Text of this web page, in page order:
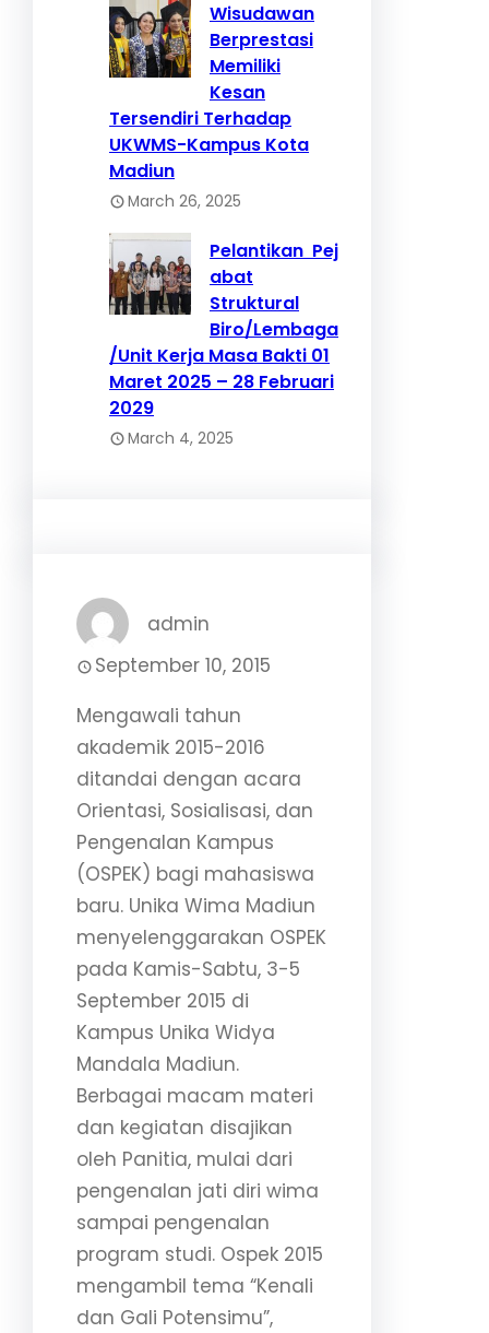
Wisudawan
Berprestasi
Memiliki
Kesan
Tersendiri Terhadap
UKWMS-Kampus Kota
Madiun
March 26, 2025
Pelantikan Pej
abat
Struktural
Biro/Lembaga
/Unit Kerja Masa Bakti 01
Maret 2025 – 28 Februari
2029
March 4, 2025
admin
September 10, 2015
Mengawali tahun
akademik 2015-2016
ditandai dengan acara
Orientasi, Sosialisasi, dan
Pengenalan Kampus
(OSPEK) bagi mahasiswa
baru. Unika Wima Madiun
menyelenggarakan OSPEK
pada Kamis-Sabtu, 3-5
September 2015 di
Kampus Unika Widya
Mandala Madiun.
Berbagai macam materi
dan kegiatan disajikan
oleh Panitia, mulai dari
pengenalan jati diri wima
sampai pengenalan
program studi. Ospek 2015
mengambil tema “Kenali
dan Gali Potensimu”,